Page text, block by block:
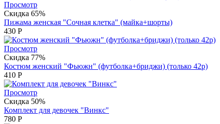
Просмотр
Скидка 65%
Пижама женская "Сочная клетка" (майка+шорты)
430 Р
Просмотр
Скидка 77%
Костюм женский "Фьюжн" (футболка+бриджи) (только 42р)
410 Р
Просмотр
Скидка 50%
Комплект для девочек "Винкс"
780 Р